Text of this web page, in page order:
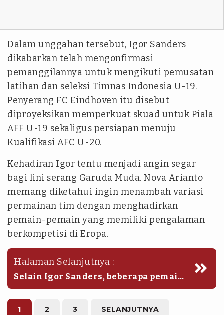
Dalam unggahan tersebut, Igor Sanders
dikabarkan telah mengonfirmasi
pemanggilannya untuk mengikuti pemusatan
latihan dan seleksi Timnas Indonesia U-19.
Penyerang FC Eindhoven itu disebut
diproyeksikan memperkuat skuad untuk Piala
AFF U-19 sekaligus persiapan menuju
Kualifikasi AFC U-20.
Kehadiran Igor tentu menjadi angin segar
bagi lini serang Garuda Muda. Nova Arianto
memang diketahui ingin menambah variasi
permainan tim dengan menghadirkan
pemain-pemain yang memiliki pengalaman
berkompetisi di Eropa.
Halaman Selanjutnya :
Selain Igor Sanders, beberapa pemain
diaspora lain juga disebut masuk dalam
radar Timnas Indonesia U-20. Nama-
nama seperti Matthew Baker, Zinadein
1 2 3 SELANJUTNYA